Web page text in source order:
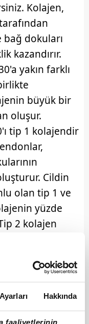
Hakkında
Kolajen,
dokuları
kazandırır.
yakın farklı
büyük bir
oluşur.
tip 1 kolajendir
Cildin
olan tip 1 ve
yüzde
2 kolajen
da alınabilir.
endo
cilt bakım